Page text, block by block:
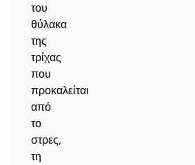
του
θύλακα
της
τρίχας
που
προκαλείται
από
το
στρες,
τη